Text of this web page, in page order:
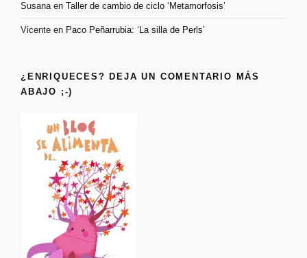
Susanaen Taller de cambio de ciclo ‘Metamorfosis’
Vicente en Paco Peñarrubia: ‘La silla de Perls’
¿ENRIQUECES? DEJA UN COMENTARIO MÁS
ABAJO ;-)